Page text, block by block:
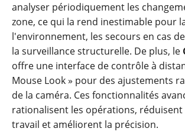
analyser périodiquement les
zone, ce qui la rend inestimable pour
l'environnement, les secours en cas
la surveillance structurelle. De plus, le
offre une interface de contrôle à
Mouse Look » pour des ajustements
de la caméra. Ces fonctionnalités
rationalisent les opérations, réduisent
travail et améliorent la précision.